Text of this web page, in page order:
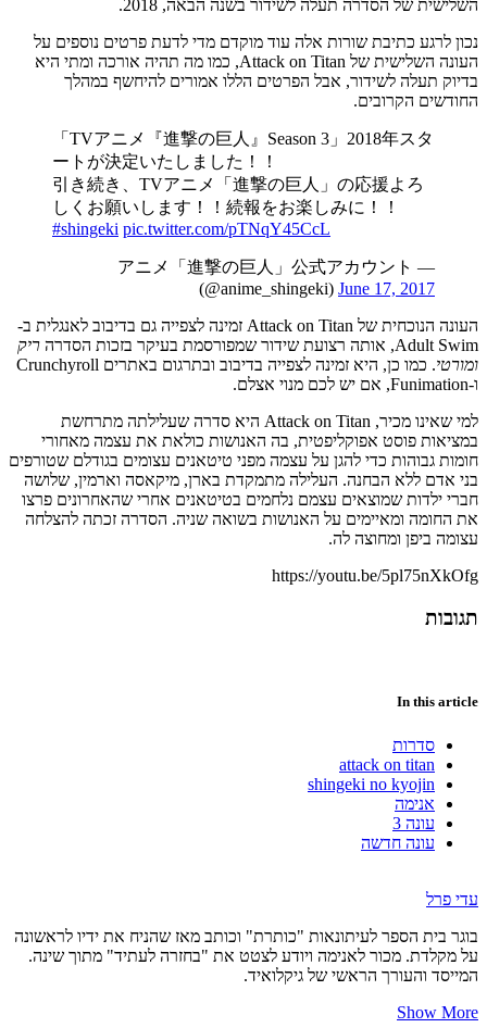
השלישית של הסדרה תעלה לשידור בשנה הבאה, 2018.
נכון לרגע כתיבת שורות אלה עוד מוקדם מדי לדעת פרטים נוספים על
העונה השלישית של Attack on Titan, כמו מה תהיה אורכה ומתי היא
בדיוק תעלה לשידור, אבל הפרטים הללו אמורים להיחשף במהלך
החודשים הקרובים.
「TVアニメ『進撃の巨人』Season 3」2018年スタ
ートが決定いたしました！！
引き続き、TVアニメ「進撃の巨人」の応援よろ
しくお願いします！！続報をお楽しみに！！
#shingeki pic.twitter.com/pTNqY45CcL
— アニメ「進撃の巨人」公式アカウント
(@anime_shingeki) June 17, 2017
העונה הנוכחית של Attack on Titan זמינה לצפייה גם בדיבוב לאנגלית ב-
Adult Swim, אותה רצועת שידור שמפורסמת בעיקר בזכות הסדרה
ריק
ומורטי
. כמו כן, היא זמינה לצפייה בדיבוב ובתרגום באתרים Crunchyroll
ו-Funimation, אם יש לכם מנוי אצלם.
למי שאינו מכיר, Attack on Titan היא סדרה שעלילתה מתרחשת
במציאות פוסט אפוקליפטית, בה האנושות כולאת את עצמה מאחורי
חומות גבוהות כדי להגן על עצמה מפני טיטאנים עצומים בגודלם שטורפים
בני אדם ללא הבחנה. העלילה מתמקדת בארן, מיקאסה וארמין, שלושה
חברי ילדות שמוצאים עצמם נלחמים בטיטאנים אחרי שהאחרונים פרצו
את החומה ומאיימים על האנושות בשואה שניה. הסדרה זכתה להצלחה
עצומה ביפן ומחוצה לה.
https://youtu.be/5pl75nXkOfg
תגובות
In this article
סדרות
attack on titan
shingeki no kyojin
אנימה
עונה 3
עונה חדשה
עדי פרל
בוגר בית הספר לעיתונאות "כותרת" וכותב מאז שהניח את ידיו לראשונה
על מקלדת. מכור לאנימה ויודע לצטט את "בחזרה לעתיד" מתוך שינה.
המייסד והעורך הראשי של גיקלואיד.
Show More